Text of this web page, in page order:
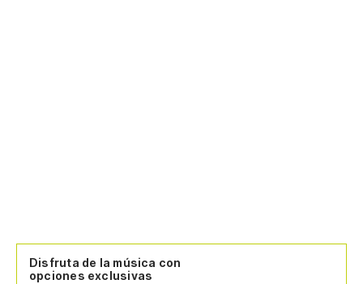
Disfruta de la música con
opciones exclusivas